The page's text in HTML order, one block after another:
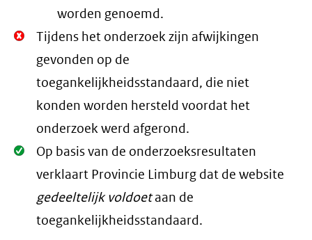
worden genoemd.
Niet
Oké.
Tijdens het onderzoek zijn afwijkingen
gevonden op de
toegankelijkheidsstandaard, die niet
konden worden hersteld voordat het
onderzoek werd afgerond.
Oké.
Op basis van de onderzoeksresultaten
verklaart Provincie Limburg dat de website
gedeeltelijk voldoetaan de
toegankelijkheidsstandaard.